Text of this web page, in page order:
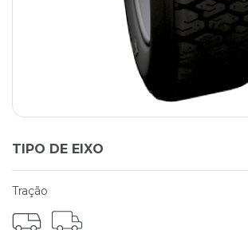
TIPO DE EIXO
Tração